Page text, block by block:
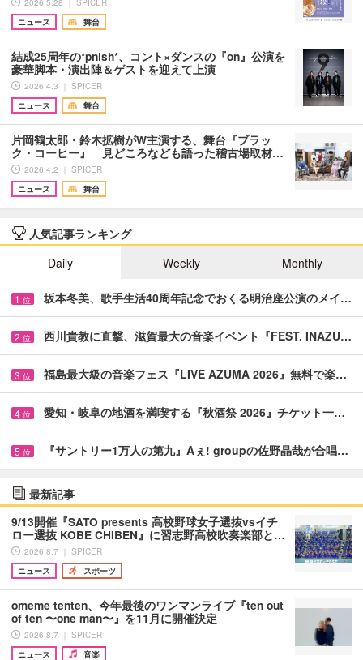
2026.5.28 ｜ SPICER
ニュース
舞台
結成25周年の*pnish*、コント×ダンスの『on』公演を
豪華脚本・演出陣＆ゲストを迎えて上演
2026.4.3 ｜ SPICER
ニュース
舞台
片岡鶴太郎・鈴木拡樹がW主演する、舞台『ブラッ
ク・コーヒー』 見どころなども語った稽古場取材…
2026.4.2 ｜ SPICER
ニュース
舞台
人気記事ランキング
Daily
Weekly Monthly
1 位 坂本冬美、歌手生活40周年記念でおくる明治座公演のメイ…
2 位 西川貴教に直撃、滋賀最大の音楽イベント『FEST. INAZU…
3 位 福島最大級の音楽フェス『LIVE AZUMA 2026』無料で楽…
4 位 愛知・岐阜の地酒を満喫する『秋酒祭 2026』チケット一…
5 位 『サントリー1万人の第九』Aぇ! groupの佐野晶哉が合唱…
最新記事
9/13開催『SATO presents 高校野球女子選抜vsイチ
ロー選抜 KOBE CHIBEN』に習志野高校吹奏楽部と…
2026.8.7 ｜ SPICER
ニュース
スポーツ
omeme tenten、今年最後のワンマンライブ『ten out
of ten 〜one man〜』を11月に開催決定
2026.8.7 ｜ SPICER
ニュース
音楽